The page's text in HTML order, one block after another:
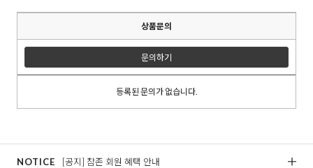
상품문의
문의하기
등록된 문의가 없습니다.
NOTICE [공지] 참존 회원 혜택 안내